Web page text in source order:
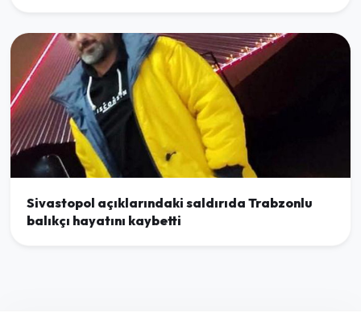
Sivastopol açıklarındaki saldırıda Trabzonlu
balıkçı hayatını kaybetti